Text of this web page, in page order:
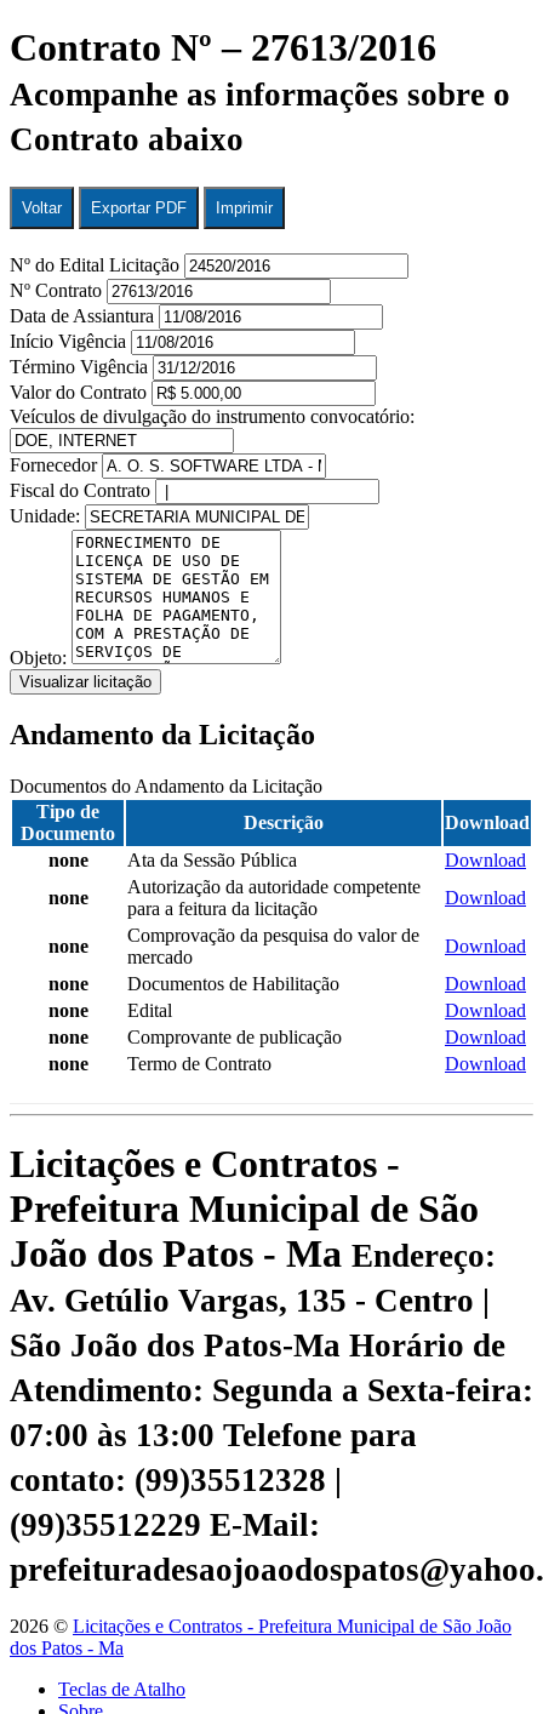
Contrato Nº – 27613/2016
Acompanhe as informações sobre o
Contrato abaixo
Voltar Exportar PDF Imprimir
Nº do Edital Licitação
Nº Contrato
Data de Assiantura
Início Vigência
Término Vigência
Valor do Contrato
Veículos de divulgação do instrumento convocatório:
Fornecedor
Fiscal do Contrato
Unidade:
Objeto:
Visualizar licitação
Andamento da Licitação
Documentos do Andamento da Licitação
Tipo de
Documento
Descrição
Download
none
Ata da Sessão Pública
Download
none
Autorização da autoridade competente
para a feitura da licitação
Download
none
Comprovação da pesquisa do valor de
mercado
Download
none
Documentos de Habilitação
Download
none
Edital
Download
none
Comprovante de publicação
Download
none
Termo de Contrato Download
Licitações e Contratos -
Prefeitura Municipal de São
João dos Patos - Ma Endereço:
Av. Getúlio Vargas, 135 - Centro |
São João dos Patos-Ma Horário de
Atendimento: Segunda a Sexta-feira:
07:00 às 13:00 Telefone para
contato: (99)35512328 |
(99)35512229 E-Mail:
2026 © Licitações e Contratos - Prefeitura Municipal de São João
dos Patos - Ma
Teclas de Atalho